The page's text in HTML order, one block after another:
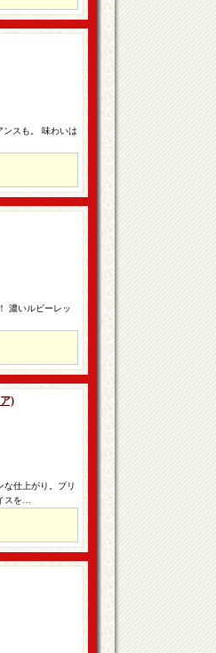
スも。 味わいは
いルビーレッ
)
な仕上がり。プリ
スを…